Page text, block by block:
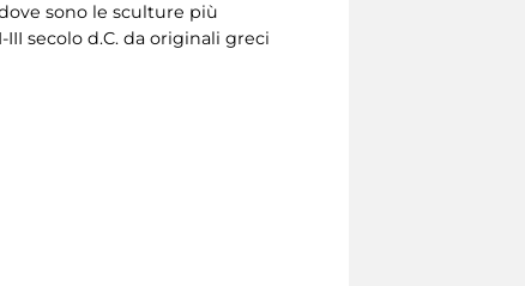
sono le sculture più
secolo d.C. da originali greci